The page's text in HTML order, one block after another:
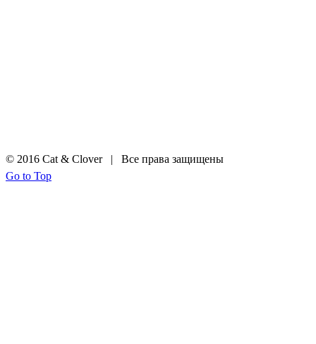
© 2016 Cat & Clover | Все права защищены
Go to Top